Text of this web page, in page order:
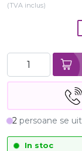
(TVA inclus)
2 persoane se
In stoc